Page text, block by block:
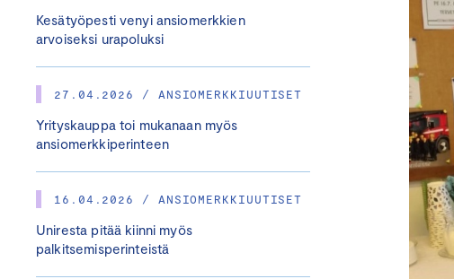
Kesätyöpesti venyi ansiomerkkien
arvoiseksi urapoluksi
27.04.2026 / ANSIOMERKKIUUTISET
Yrityskauppa toi mukanaan myös
ansiomerkkiperinteen
16.04.2026 / ANSIOMERKKIUUTISET
Uniresta pitää kiinni myös
palkitsemisperinteistä